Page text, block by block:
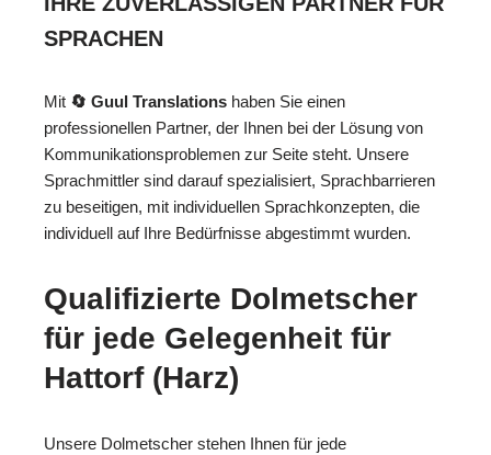
SPRACHEN
Mit 🔄 Guul Translations haben Sie einen
professionellen Partner, der Ihnen bei der Lösung von
Kommunikationsproblemen zur Seite steht. Unsere
Sprachmittler sind darauf spezialisiert, Sprachbarrieren
zu beseitigen, mit individuellen Sprachkonzepten, die
individuell auf Ihre Bedürfnisse abgestimmt wurden.
Qualifizierte Dolmetscher
für jede Gelegenheit für
Hattorf (Harz)
Unsere Dolmetscher stehen Ihnen für jede